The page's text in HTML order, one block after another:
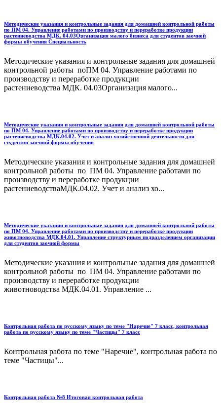
Методические указания и контрольные задания для домашней контрольной работы
по ПМ 04. Управление работами по производству и переработке продукции
растениеводства МДК. 04.03Организация малого бизнеса для студентов заочной
формы обучения Специальность
Методические указания и контрольные задания для домашней
контрольной работы поПМ 04. Управление работами по
производству и переработке продукции
растениеводства МДК. 04.03Организация малого...
Методические указания и контрольные задания для домашней контрольной работы
по ПМ 04. Управление работами по производству и переработке продукции
растениеводства МДК.04.02. Учет и анализ хозяйственной деятельности для
студентов заочной формы обучения
Методические указания и контрольные задания для домашней
контрольной работы по ПМ 04. Управление работами по
производству и переработке продукции
растениеводстваМДК.04.02. Учет и анализ хо...
Методические указания и контрольные задания для домашней контрольной работы
по ПМ 04. Управление работами по производству и переработке продукции
животноводства МДК.04.01. Управление структурным подразделением организации
для студентов заочной формы
Методические указания и контрольные задания для домашней
контрольной работы по ПМ 04. Управление работами по
производству и переработке продукции
животноводства МДК.04.01. Управление ...
Контрольная работа по русскому языку по теме "Наречие" 7 класс, контрольная
работа по русскому языку по теме "Частицы" 7 класс
Контрольная работа по теме "Наречие", контрольная работа по
теме "Частицы"...
Контрольная работа №8 Итоговая контрольная работа